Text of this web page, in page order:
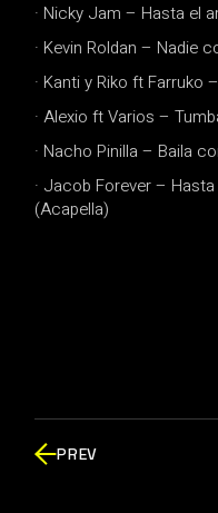
· Nicky Jam – Hasta el
· Kevin Roldan – Nadie
· Kanti y Riko ft Farruko
· Alexio ft Varios –
· Nacho Pinilla – Baila
· Jacob Forever –
(Acapella)
PREV